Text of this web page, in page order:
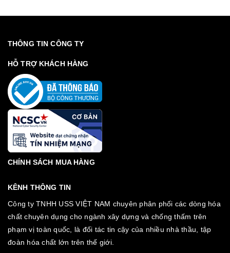
THÔNG TIN CÔNG TY
HỖ TRỢ KHÁCH HÀNG
CHÍNH SÁCH MUA HÀNG
KÊNH THÔNG TIN
Công ty TNHH USS VIỆT NAM chuyên phân phối các dòng hóa
chất chuyên dụng cho ngành xây dựng và chống thấm trên
phạm vị toàn quốc, là đối tác tin cậy của nhiều nhà thầu, tập
đoàn hóa chất lớn trên thế giới.